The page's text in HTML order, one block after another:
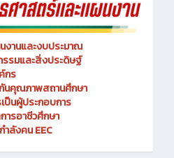
านและงบประมาณ
รมและสิ่งประดิษฐ์
กร
นคุณภาพสถานศึกษา
นผู้ประกอบการ
รอาชีวศึกษา
ลังคน EEC